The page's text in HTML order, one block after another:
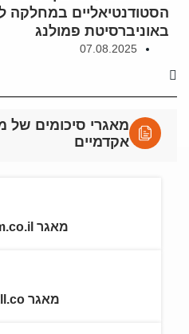
הסטודנטיאליים במחלקה
באוניברסיטת פמולנג
07.08.2025
מאגרי סיכומים של
אקדמיים
מאגר Sicumim.co.il
מאגר Spitball.co